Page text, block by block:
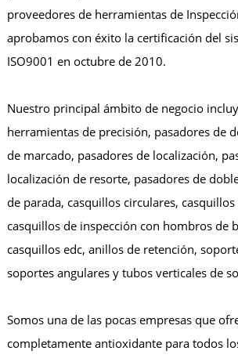
proveedores de herramientas de
aprobamos con éxito la certificación del
ISO9001 en octubre de 2010.
Nuestro principal ámbito de negocio
herramientas de precisión, pasadores de
de marcado, pasadores de localización,
localización de resorte, pasadores de
de parada, casquillos circulares,
casquillos de inspección con hombros de
casquillos edc, anillos de retención,
soportes angulares y tubos verticales de
Somos una de las pocas empresas que
completamente antioxidante para todos